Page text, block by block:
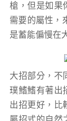
槍，但是如果
需要的屬性，
是蓄能偏慢在
大招部分，不
璞鰭鰭有著出
出招更好，比